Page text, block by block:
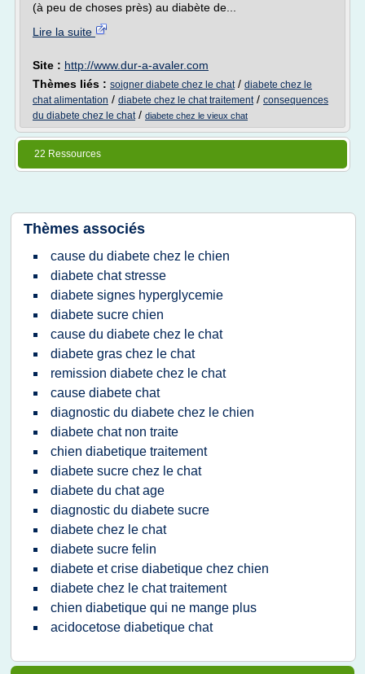
(à peu de choses près) au diabète de...
Lire la suite
Site : http://www.dur-a-avaler.com
Thèmes liés : soigner diabete chez le chat/ diabete chez le
chat alimentation / diabete chez le chat traitement/ consequences
du diabete chez le chat/ diabete chez le vieux chat
22 Ressources
Thèmes associés
cause du diabete chez le chien
diabete chat stresse
diabete signes hyperglycemie
diabete sucre chien
cause du diabete chez le chat
diabete gras chez le chat
remission diabete chez le chat
cause diabete chat
diagnostic du diabete chez le chien
diabete chat non traite
chien diabetique traitement
diabete sucre chez le chat
diabete du chat age
diagnostic du diabete sucre
diabete chez le chat
diabete sucre felin
diabete et crise diabetique chez chien
diabete chez le chat traitement
chien diabetique qui ne mange plus
acidocetose diabetique chat